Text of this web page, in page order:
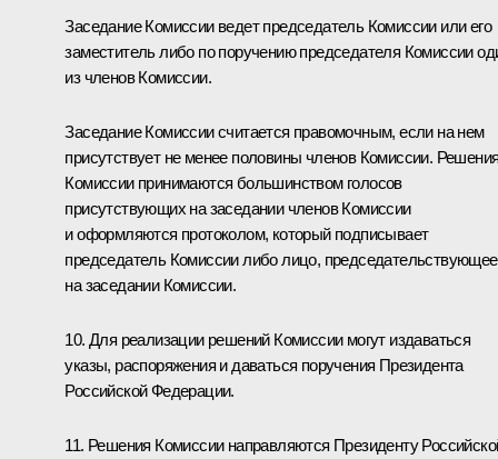
Заседание Комиссии ведет председатель Комиссии или его
заместитель либо по поручению председателя Комиссии
из членов Комиссии.
Заседание Комиссии считается правомочным, если на нем
присутствует не менее половины членов Комиссии.
Комиссии принимаются большинством голосов
присутствующих на заседании членов Комиссии
и оформляются протоколом, который подписывает
председатель Комиссии либо лицо, председательствующее
на заседании Комиссии.
10. Для реализации решений Комиссии могут издаваться
указы, распоряжения и даваться поручения Президента
Российской Федерации.
11. Решения Комиссии направляются Президенту